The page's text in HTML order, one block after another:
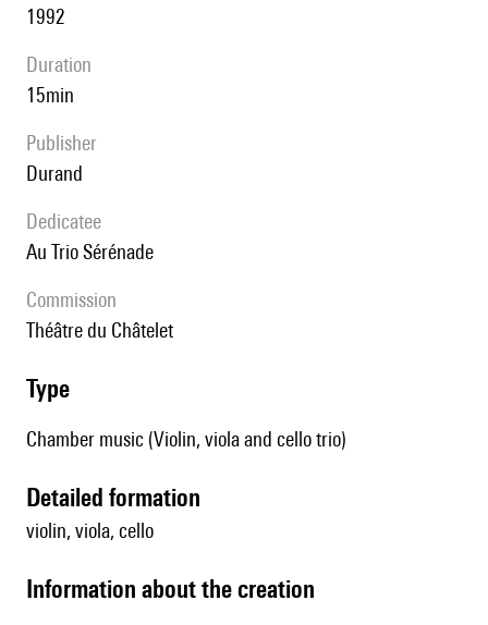
1992
duration
15min
publisher
Durand
Dedicatee
au Trio Sérénade
Commission
Théâtre du Châtelet
type
Chamber music (Violin, viola and cello trio)
detailed formation
violin, viola, cello
information about the creation